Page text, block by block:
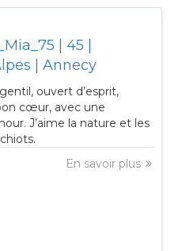
| 45 |
| Annecy
ouvert d’esprit,
cœur, avec une
J’aime la nature et les
En savoir plus